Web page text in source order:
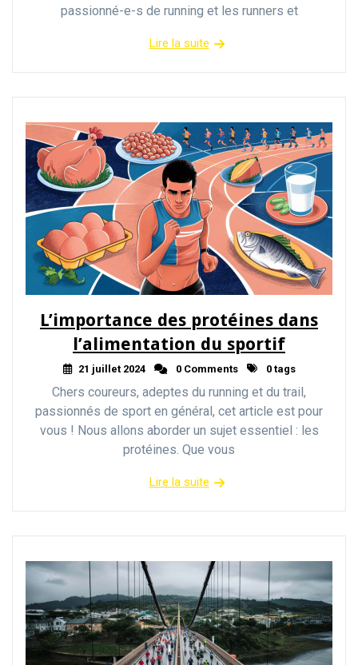
passionné-e-s de running et les runners et
Lire la suite
L’importance des protéines dans
l’alimentation du sportif
21 juillet 2024 0 Comments 0 tags
Chers coureurs, adeptes du running et du trail,
passionnés de sport en général, cet article est pour
vous ! Nous allons aborder un sujet essentiel : les
protéines. Que vous
Lire la suite